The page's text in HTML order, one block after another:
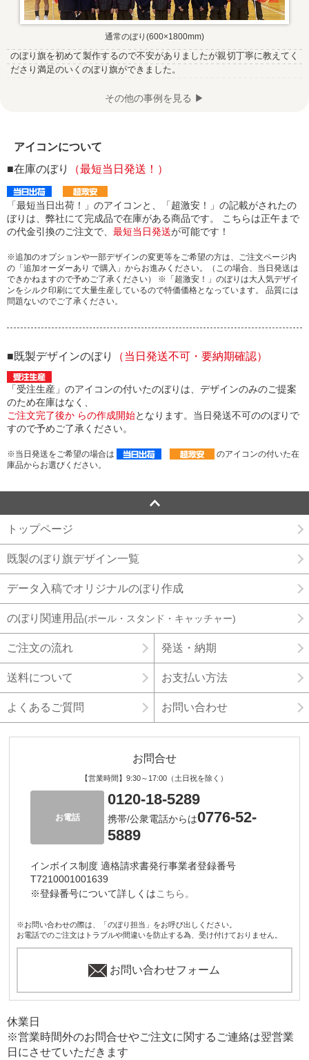
通常のぼり(600×1800mm)
のぼり旗を初めて製作するので不安がありましたが親切丁寧に教えてく
ださり満足のいくのぼり旗ができました。
その他の事例を見る ▶
アイコンについて
■在庫のぼり
（最短当日発送！）
「最短当日出荷！」のアイコンと、「超激安！」の記載がされたの
ぼりは、弊社にて完成品で在庫がある商品です。 こちらは正午まで
の代金引換のご注文で、 最短当日発送が可能です！
※追加のオプションや一部デザインの変更等をご希望の方は、ご注文ページ内
の「追加オーダーあり で購入」からお進みください。（この場合、当日発送は
できかねますので予めご了承ください） ※「超激安！」のぼりは大人気デザイ
ンをシルク印刷にて大量生産しているので特価価格となっています。 品質には
問題ないのでご了承ください。
■既製デザインのぼり （当日発送不可・要納期確認）
「受注生産」のアイコンの付いたのぼりは、デザインのみのご提案
のため在庫はなく、
ご注文完了後か らの作成開始となります。当日発送不可ののぼりで
すので予めご了承ください。
※当日発送をご希望の場合は
のアイコンの付いた在
庫品からお選びください。
トップページ
既製のぼり旗デザイン一覧
データ入稿でオリジナルのぼり作成
のぼり関連用品(ポール・スタンド・キャッチャー)
ご注文の流れ 発送・納期
送料について お支払い方法
よくあるご質問 お問い合わせ
お問合せ
【営業時間】9:30～17:00（土日祝を除く）
お電話
0120-18-5289
携帯/公衆電話からは0776-52-
5889
インボイス制度 適格請求書発行事業者登録番号
T7210001001639
※登録番号について詳しくはこちら。
※お問い合わせの際は、「のぼり担当」をお呼び出しください。
お電話でのご注文はトラブルや間違いを防止する為、受け付けておりません。
お問い合わせフォーム
休業日
※営業時間外のお問合せやご注文に関するご連絡は翌営業
日にさせていただきます